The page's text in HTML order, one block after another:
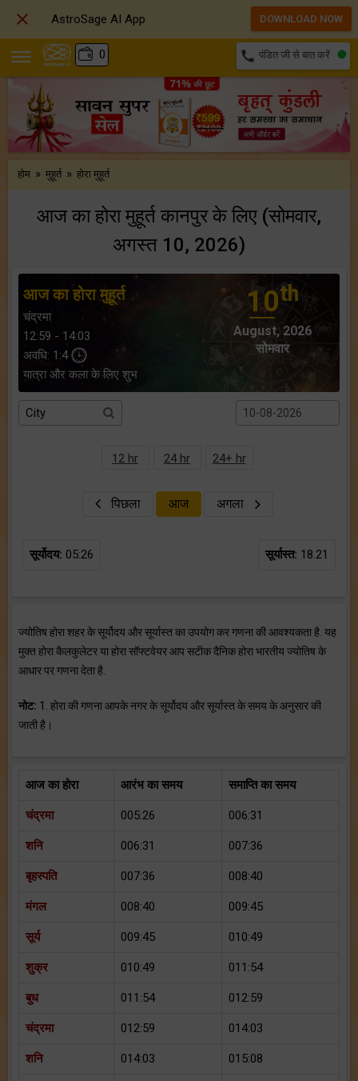
0 call पंडित जी से बात करें
होम » मुहूर्त » होरा मुहूर्त
आज का होरा मुहूर्त कानपुर के लिए (सोमवार,
अगस्त 10, 2026)
आज का होरा मुहूर्त
चंद्रमा
12:59 - 14:03
अवधि: 1:4
यात्रा और कला के लिए शुभ
10th
August, 2026
सोमवार
12 hr 24 hr 24+ hr
पिछला आज अगला
सूर्योदय: 05:26 सूर्यास्त: 18.21
ज्योतिष होरा शहर के सूर्योदय और सूर्यास्त का उपयोग कर गणना की आवश्यकता है. यह
मुक्त होरा कैलकुलेटर या होरा सॉफ्टवेयर आप सटीक दैनिक होरा भारतीय ज्योतिष के
आधार पर गणना देता है.
नोट: 1. होरा की गणना आपके नगर के सूर्योदय और सूर्यास्त के समय के अनुसार की
जाती है।
आज का होरा आरंभ का समय समाप्ति का समय
चंद्रमा 005:26 006:31
शनि 006:31 007:36
बृहस्पति 007:36 008:40
मंगल 008:40 009:45
सूर्य 009:45 010:49
शुक्र 010:49 011:54
बुध 011:54 012:59
चंद्रमा 012:59 014:03
शनि 014:03 015:08
 AstroSage AI App DOWNLOAD NOW